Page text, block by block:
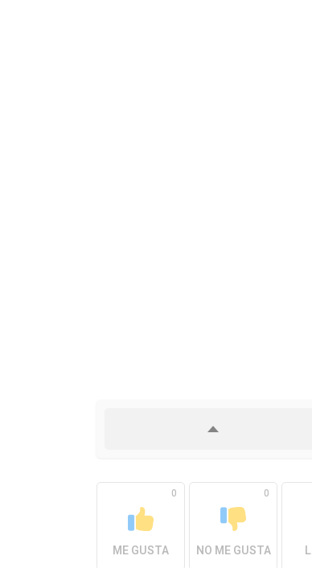
0
ME GUSTA
0
NO ME GUSTA